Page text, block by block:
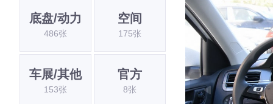
底盘/动力
486张
空间
175张
车展/其他
153张
官方
8张